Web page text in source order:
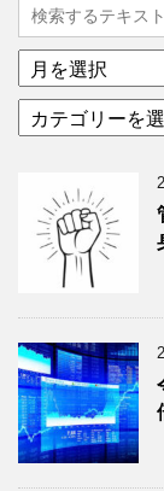
ア
ー
カ
イ
グ
記
事
を
表
示
テ
ー
ブ
ロ
グ
記
事
を
表